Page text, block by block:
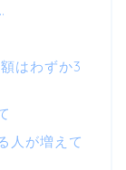
はわずか3
人が増えて